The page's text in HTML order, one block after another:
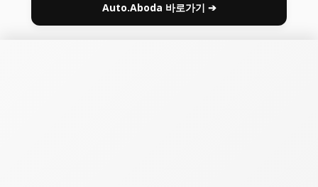
Auto.Aboda 바로가기 ➔